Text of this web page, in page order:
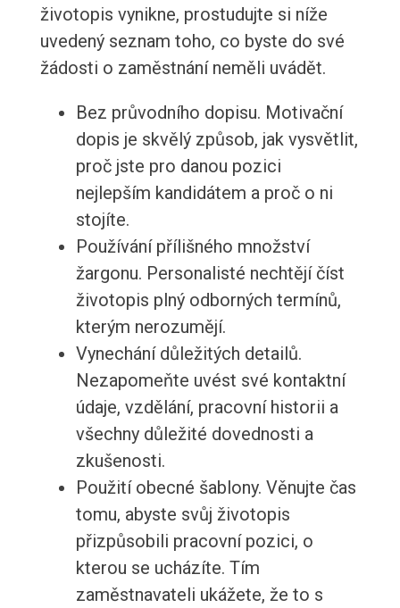
životopis vynikne, prostudujte si níže
uvedený seznam toho, co byste do své
žádosti o zaměstnání neměli uvádět.
Bez průvodního dopisu. Motivační
dopis je skvělý způsob, jak vysvětlit,
proč jste pro danou pozici
nejlepším kandidátem a proč o ni
stojíte.
Používání přílišného množství
žargonu. Personalisté nechtějí číst
životopis plný odborných termínů,
kterým nerozumějí.
Vynechání důležitých detailů.
Nezapomeňte uvést své kontaktní
údaje, vzdělání, pracovní historii a
všechny důležité dovednosti a
zkušenosti.
Použití obecné šablony. Věnujte čas
tomu, abyste svůj životopis
přizpůsobili pracovní pozici, o
kterou se ucházíte. Tím
zaměstnavateli ukážete, že to s